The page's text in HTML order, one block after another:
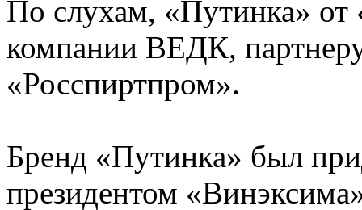
По слухам, «Путинка»
компании ВЕДК,
«Росспиртпром».
Бренд «Путинка» был
президентом